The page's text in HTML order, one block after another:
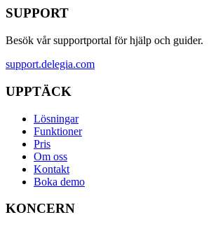
SUPPORT
Besök vår supportportal för hjälp och guider.
support.delegia.com
UPPTÄCK
Lösningar
Funktioner
Pris
Om oss
Kontakt
Boka demo
KONCERN